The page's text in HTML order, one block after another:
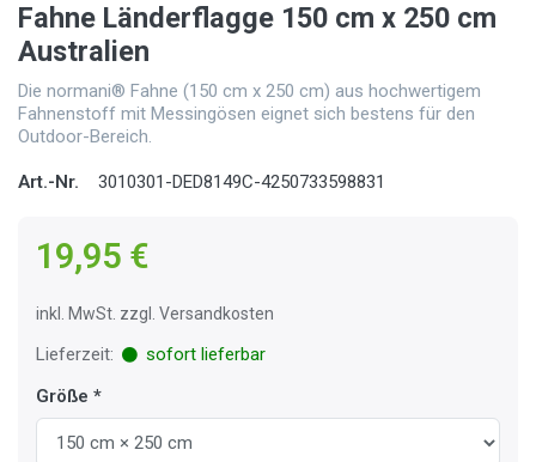
Fahne Länderflagge 150 cm x 250 cm
Australien
Die normani® Fahne (150 cm x 250 cm) aus hochwertigem
Fahnenstoff mit Messingösen eignet sich bestens für den
Outdoor-Bereich.
Art.-Nr. 3010301-DED8149C-4250733598831
19,95 €
inkl. MwSt. zzgl. Versandkosten
Lieferzeit:
sofort lieferbar
Größe